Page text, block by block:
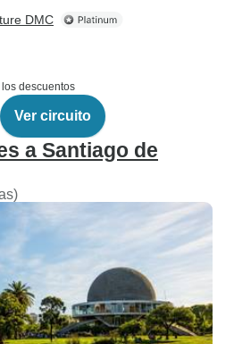
DMC
descuentos
Ver circuito
a Santiago de